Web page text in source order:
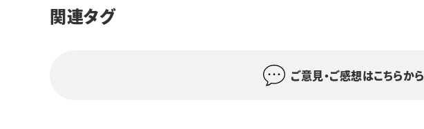
関連タグ
ご意見・ご感想はこちらから